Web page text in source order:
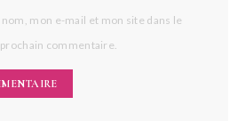
mon e-mail et mon site dans le
commentaire.